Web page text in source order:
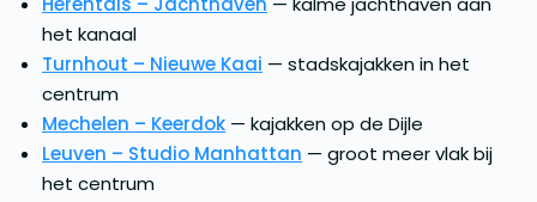
het kanaal
Turnhout – Nieuwe Kaai — stadskajakken in het
centrum
Mechelen – Keerdok — kajakken op de Dijle
Leuven – Studio Manhattan — groot meer vlak bij
het centrum